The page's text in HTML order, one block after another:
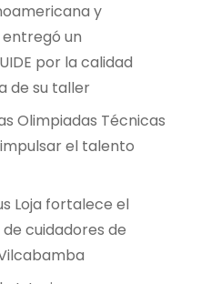
y
un
por la calidad
de su taller
Olimpiadas Técnicas
el talento
Loja fortalece el
cuidadores de